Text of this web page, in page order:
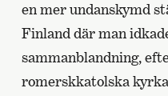
en mer undanskymd
Finland där man
sammanblandning,
romerskkatolska